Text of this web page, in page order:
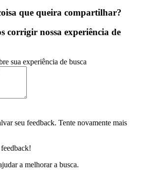
que queira compartilhar?
corrigir nossa experiência de
sua experiência de busca
seu feedback. Tente novamente mais
a melhorar a busca.